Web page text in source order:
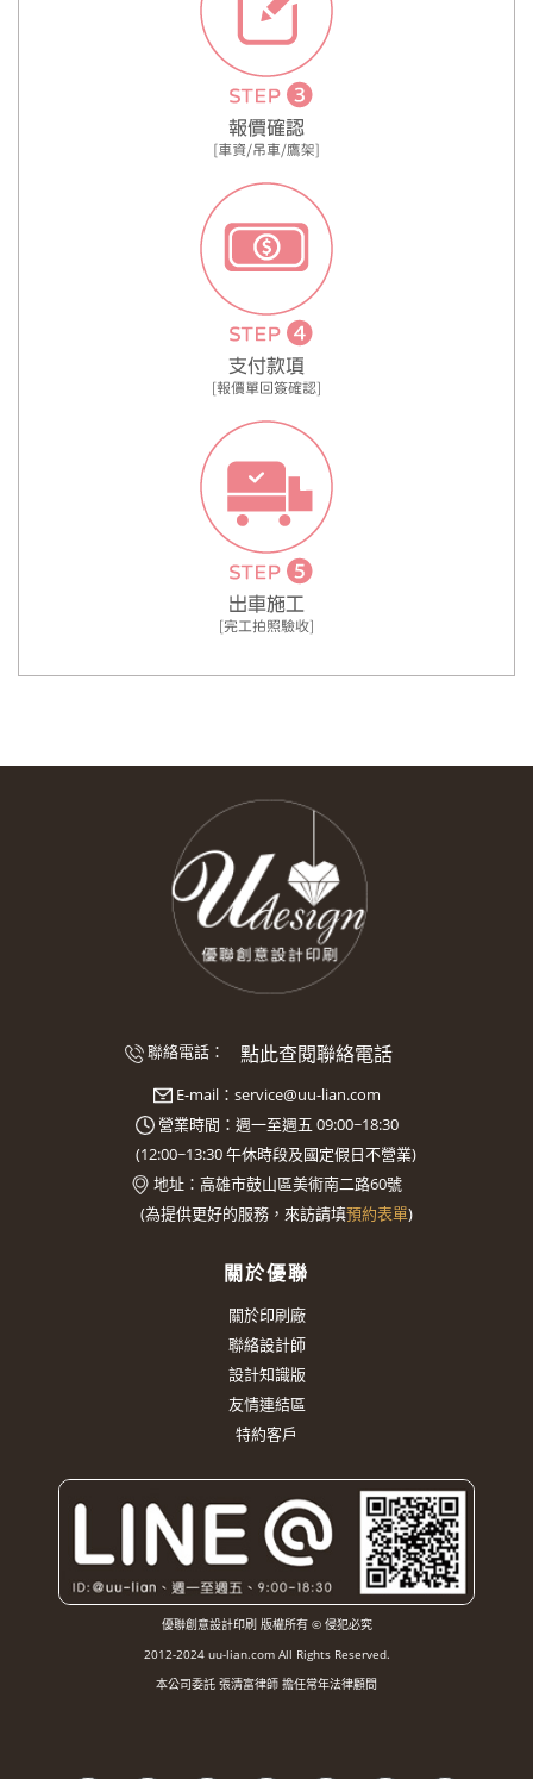
聯絡電話： 點此查閱聯絡電話
E-mail： service@uu-lian.com
營業時間：週一至週五 09:00~18:30
(12:00~13:30午休時段及國定假日不營業)
地址： 高雄市鼓山區美術南二路60號
(為提供更好的服務，來訪請填預約表單)
關於優聯
關於印刷廠
聯絡設計師
設計知識版
友情連結區
特約客戶
優聯創意設計印刷 版權所有 © 侵犯必究
2012-2024 uu-lian.com All Rights Reserved.
本公司委託 張清富律師 擔任常年法律顧問